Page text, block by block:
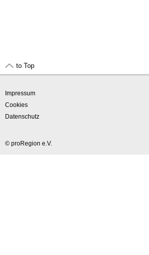
to Top
Impressum
Cookies
Datenschutz
© proRegion e.V.